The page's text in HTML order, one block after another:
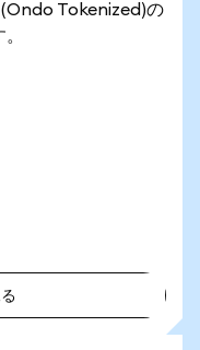
Tokenized)の